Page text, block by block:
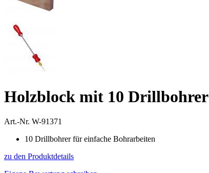
Holzblock mit 10 Drillbohrer
Art.-Nr. W-91371
10 Drillbohrer für einfache Bohrarbeiten
zu den Produktdetails